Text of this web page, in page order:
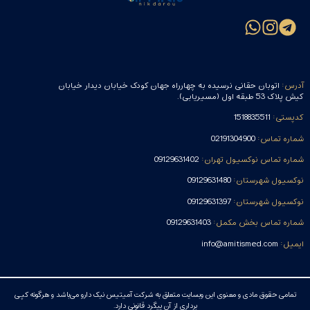
آدرس: اتوبان حقانی نرسیده به چهارراه جهان کودک خیابان دیدار خیابان
کیش پلاک 53 طبقه اول (مسیریابی).
کدپستی: 1518835511
شماره تماس: 02191304900
شماره تماس نوکسیول تهران: 09129631402
نوکسیول شهرستان: 09129631480
نوکسیول شهرستان: 09129631397
شماره تماس بخش مکمل: 09129631403
ایمیل: info@amitismed.com
تمامی حقوق مادی و معنوی این وبسایت متعلق به شرکت آمیتیس نیک دارو می‌باشد و هرگونه کپی
برداری از آن پیگرد قانونی دارد.